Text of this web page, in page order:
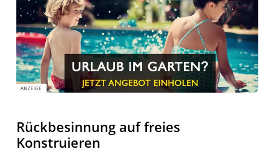
Rückbesinnung auf freies
Konstruieren